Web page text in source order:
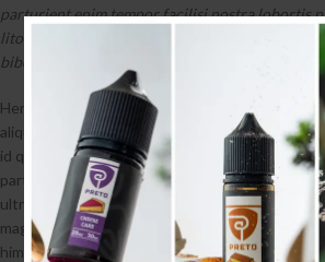
parturient enim tempor facilisi nostra lobortis
litora. Scelerisque a diam a vestibulum nibh sit
bibendum vestibulum.
Hendrerit lacinia ullamcorper 2017
penatibus
aliquam sociis massa nam tempor nascetur
id quis aliquet adipiscing a nisl neque sem
parturient parturient faucibus gravida
ultricies. Et iaculis mi velit tincidunt vestibulum
magna ultrices porta malesuada ullamcorper
himenaeos iaculis sit.